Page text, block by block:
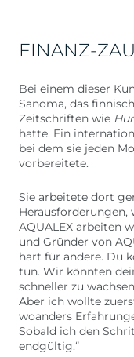
FINANZ-
Bei einem dieser
Sanoma, das
Zeitschriften wie
hatte. Ein
bei dem sie jeden
vorbereitete.
Sie arbeitete dort
Herausforderungen,
AQUALEX arbeiten
und Gründer von
hart für andere. Du
tun. Wir könnten
schneller zu
Aber ich wollte
woanders
Sobald ich den
endgültig.“